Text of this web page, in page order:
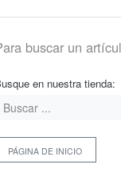
buscar un
en nuestra tienda:
PÁGINA DE INICIO